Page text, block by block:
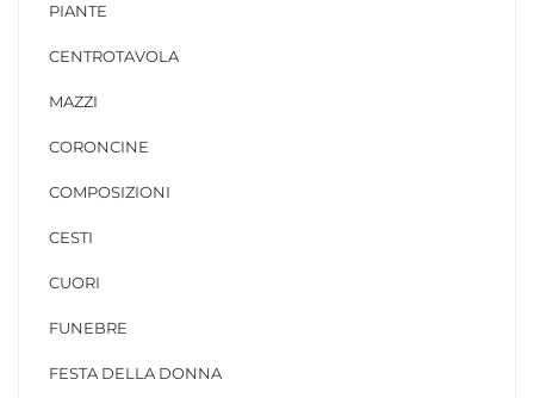
PIANTE
CENTROTAVOLA
MAZZI
CORONCINE
COMPOSIZIONI
CESTI
CUORI
FUNEBRE
FESTA DELLA DONNA